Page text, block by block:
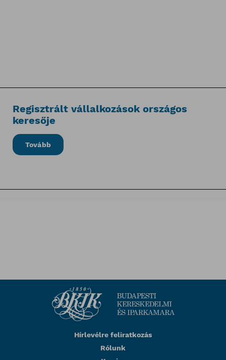
Regisztrált vállalkozások országos
keresője
Tovább
Hírlevélre feliratkozás
Rólunk